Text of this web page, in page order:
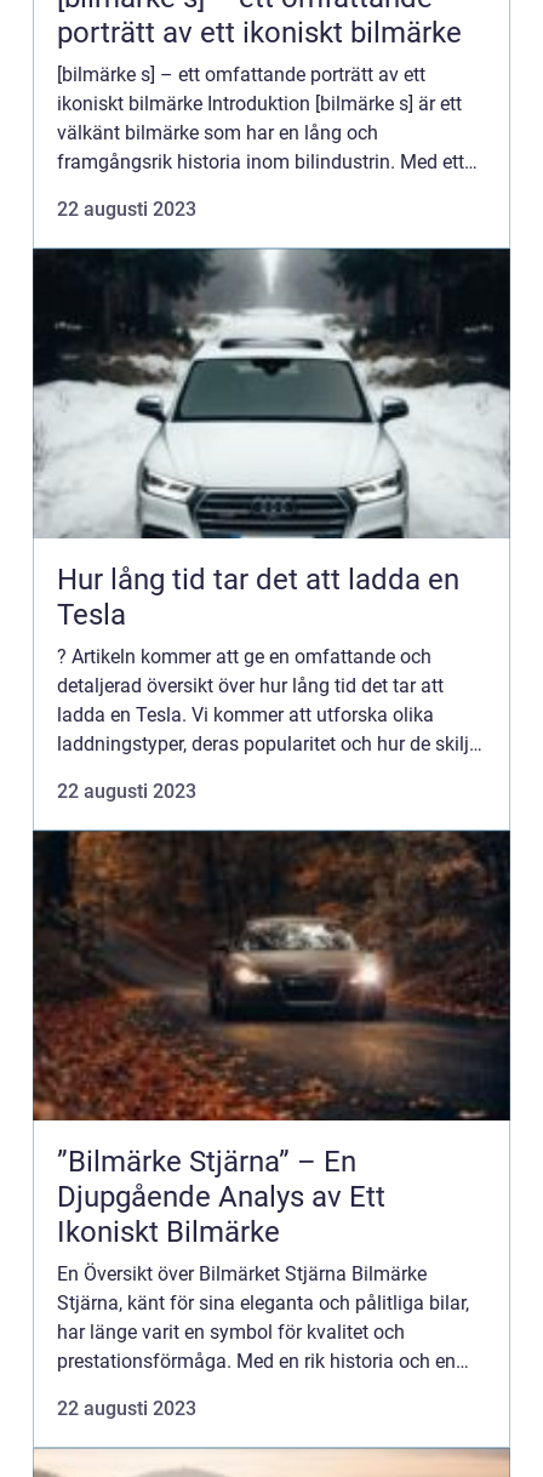
porträtt av ett ikoniskt bilmärke
[bilmärke s] – ett omfattande porträtt av ett
ikoniskt bilmärke Introduktion [bilmärke s] är ett
välkänt bilmärke som har en lång och
framgångsrik historia inom bilindustrin. Med ett
är [bilmärke...
22 augusti 2023
Hur lång tid tar det att ladda en
Tesla
? Artikeln kommer att ge en omfattande och
detaljerad översikt över hur lång tid det tar att
ladda en Tesla. Vi kommer att utforska olika
laddningstyper, deras popularitet och hur de skiljer
mätninga...
22 augusti 2023
”Bilmärke Stjärna” – En
Djupgående Analys av Ett
Ikoniskt Bilmärke
En Översikt över Bilmärket Stjärna Bilmärke
Stjärna, känt för sina eleganta och pålitliga bilar,
har länge varit en symbol för kvalitet och
prestationsförmåga. Med en rik historia och en
de mest f...
22 augusti 2023